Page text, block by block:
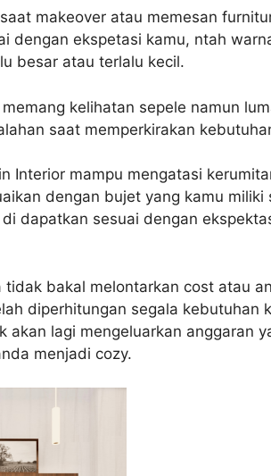
makeover atau memesan
dengan ekspetasi kamu, ntah
besar atau terlalu kecil.
kelihatan sepele namun
saat memperkirakan
Interior mampu mengatasi
dengan bujet yang kamu
dapatkan sesuai dengan
tidak bakal melontarkan cost atau
diperhitungan segala kebutuhan
akan lagi mengeluarkan anggaran
menjadi cozy.